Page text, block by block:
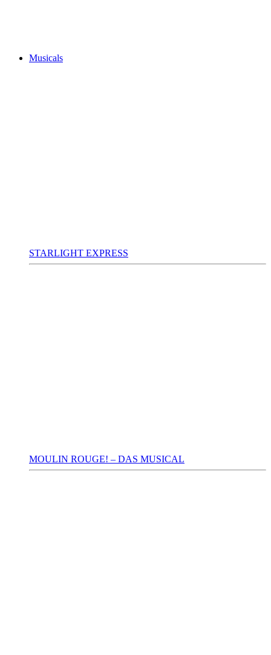
Musicals
STARLIGHT EXPRESS
MOULIN ROUGE! – DAS MUSICAL